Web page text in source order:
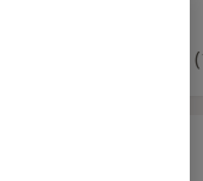
Opiniões